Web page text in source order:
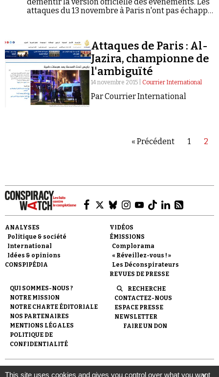
Faire un don
Demander à Vera
attaques du 13 novembre à Paris n'ont pas échappé
complotistes n'ont le plus souvent que l'apparence
de la rationalité et ne tiennent en réalité pas
debout. En voici quelques exemples…
Attaques de Paris : Al-
Jazira, championne de
l'ambiguïté
14 novembre 2015 | Courrier International
Par Courrier International
« Précédent 1 2
ANALYSES
Politique & société
International
Idées & opinions
CONSPIPÉDIA
VIDÉOS
ÉMISSIONS
Complorama
« Réveillez-vous ! »
Les Déconspirateurs
REVUES DE PRESSE
QUI SOMMES-NOUS ?
NOTRE MISSION
NOTRE CHARTE ÉDITORIALE
NOS PARTENAIRES
MENTIONS LÉGALES
POLITIQUE DE
CONFIDENTIALITÉ
RECHERCHE
CONTACTEZ-NOUS
ESPACE PRESSE
NEWSLETTER
FAIRE UN DON
© 2007- Conspiracy Watch
| Une réalisation de
This site uses cookies and gives you control over what you want